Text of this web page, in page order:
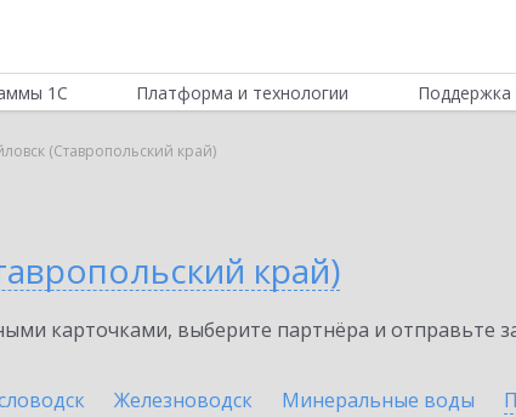
1С Платформа и технологии Поддержка
(Ставропольский край)
край)
карточками, выберите партнёра и отправьте
Железноводск Минеральные воды